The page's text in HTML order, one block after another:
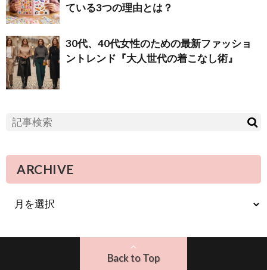
ている3つの理由とは？
30代、40代女性のための最新ファッショ
ントレンド『大人世代の着こなし術』
ARCHIVE
Back to Top